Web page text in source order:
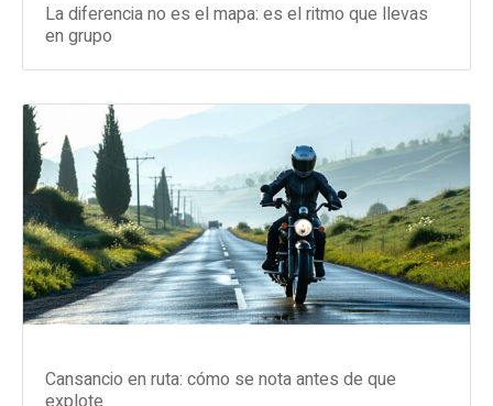
La diferencia no es el mapa: es el ritmo que llevas
en grupo
Cansancio en ruta: cómo se nota antes de que